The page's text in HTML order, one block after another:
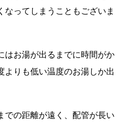
なってしまうこともございま
はお湯が出るまでに時間がか
よりも低い温度のお湯しか出
での距離が遠く、配管が長い